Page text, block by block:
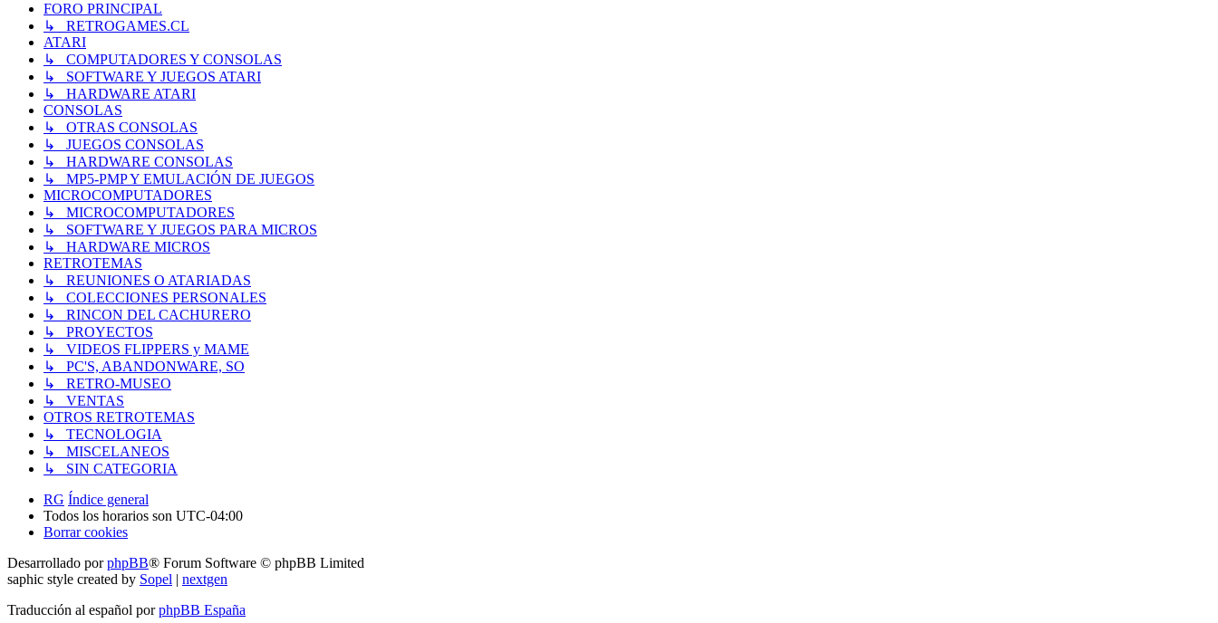
FORO PRINCIPAL
↳ RETROGAMES.CL
ATARI
↳ COMPUTADORES Y CONSOLAS
↳ SOFTWARE Y JUEGOS ATARI
↳ HARDWARE ATARI
CONSOLAS
↳ OTRAS CONSOLAS
↳ JUEGOS CONSOLAS
↳ HARDWARE CONSOLAS
↳ MP5-PMP Y EMULACIÓN DE JUEGOS
MICROCOMPUTADORES
↳ MICROCOMPUTADORES
↳ SOFTWARE Y JUEGOS PARA MICROS
↳ HARDWARE MICROS
RETROTEMAS
↳ REUNIONES O ATARIADAS
↳ COLECCIONES PERSONALES
↳ RINCON DEL CACHURERO
↳ PROYECTOS
↳ VIDEOS FLIPPERS y MAME
↳ PC'S, ABANDONWARE, SO
↳ RETRO-MUSEO
↳ VENTAS
OTROS RETROTEMAS
↳ TECNOLOGIA
↳ MISCELANEOS
↳ SIN CATEGORIA
RG Índice general
Todos los horarios son UTC-04:00
Borrar cookies
Desarrollado porphpBB® Forum Software © phpBB Limited
saphic style created by Sopel | nextgen
Traducción al español porphpBB España